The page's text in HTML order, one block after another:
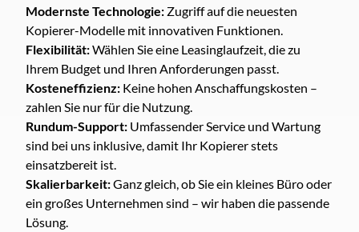
Modernste Technologie: Zugriff auf die neuesten
Kopierer-Modelle mit innovativen Funktionen.
Flexibilität:Wählen Sie eine Leasinglaufzeit, die zu
Ihrem Budget und Ihren Anforderungen passt.
Kosteneffizienz: Keine hohen Anschaffungskosten –
zahlen Sie nur für die Nutzung.
Rundum-Support: Umfassender Service und Wartung
sind bei uns inklusive, damit Ihr Kopierer stets
einsatzbereit ist.
Skalierbarkeit:Ganz gleich, ob Sie ein kleines Büro oder
ein großes Unternehmen sind – wir haben die passende
Lösung.